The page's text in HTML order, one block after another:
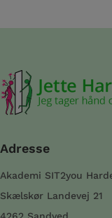
Adresse
Akademi SIT2you
Skælskør Landevej 21